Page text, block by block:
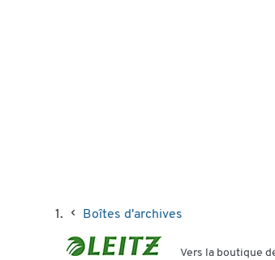
Boîtes d'archives
Vers la boutique